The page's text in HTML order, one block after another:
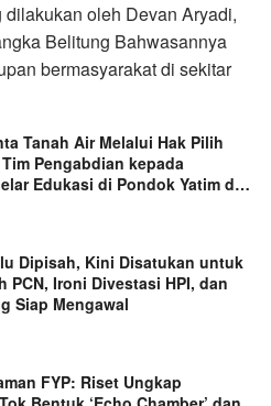
oleh Devan Aryadi,
Belitung Bahwasannya
bermasyarakat di sekitar
Tanah Air Melalui Hak Pilih
Pengabdian kepada
Edukasi di Pondok Yatim dan
Insan
Dipisah, Kini Disatukan untuk
PCN, Ironi Divestasi HPI, dan
Siap Mengawal
FYP: Riset Ungkap